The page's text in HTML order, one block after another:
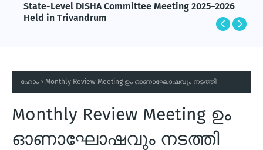
State-Level DISHA Committee Meeting 2025–2026
Held in Trivandrum
ഹോം Monthly Review Meeting ഉം ഓണാഘോഷവും നടത്തി
Monthly Review Meeting ഉം
ഓണാഘോഷവും നടത്തി